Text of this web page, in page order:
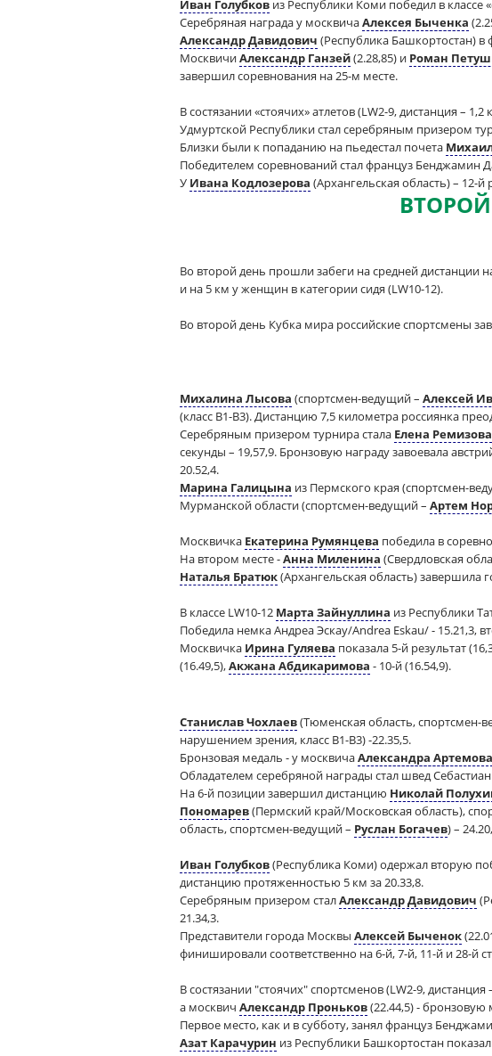
Иван Голубков из Республики Коми победил в классе
Серебряная награда у москвичаАлексея Быченка
Александр Давидович (Республика Башкортостан)
МосквичиАлександр Ганзей(2.28,85) и Роман
завершил соревнования на 25-м месте.
В состязании «стоячих» атлетов (LW2-9, дистанция –
Удмуртской Республики стал серебряным призером
Близки были к попаданию на пьедестал почета
Победителем соревнований стал француз Бенджамин
У Ивана Кодлозерова (Архангельская область) – 12-й
Во второй день прошли забеги на средней дистанции
и на 5 км у женщин в категории сидя (LW10-12).
Во второй день Кубка мира российские спортсмены
Михалина Лысова (спортсмен-ведущий – Алексей
(класс В1-В3). Дистанцию 7,5 километра россиянка
Серебряным призером турнира стала Елена Ремизова
секунды – 19,57,9. Бронзовую награду завоевала
20.52,4.
Марина Галицына из Пермского края (спортсмен-
Мурманской области (спортсмен-ведущий – Артем
Москвичка Екатерина Румянцева победила в
На втором месте -Анна Миленина (Свердловская
Наталья Братюк(Архангельская область) завершила
В классе LW10-12 Марта Зайнуллина из Республики
Победила немка Андреа Эскау/Andrea Eskau/ - 15.21,3,
Москвичка Ирина Гуляева показала 5-й результат
(16.49,5),Акжана Абдикаримова - 10-й (16.54,9).
Станислав Чохлаев(Тюменская область, спортсмен-
нарушением зрения, класс В1-В3) -22.35,5.
Бронзовая медаль - у москвичаАлександра Артемова
Обладателем серебряной награды стал швед
На 6-й позиции завершил дистанцию Николай
Пономарев(Пермский край/Московская область),
область, спортсмен-ведущий – Руслан Богачев) –
Иван Голубков(Республика Коми) одержал вторую
дистанцию протяженностью 5 км за 20.33,8.
Серебряным призером сталАлександр Давидович
21.34,3.
Представители города Москвы Алексей Быченок
финишировали соответственно на 6-й, 7-й, 11-й и 28-й
В состязании "стоячих" спортсменов (LW2-9, дистанция
а москвич Александр Проньков(22.44,5) - бронзовую
Первое место, как и в субботу, занял француз
Азат Карачурин из Республики Башкортостан показал